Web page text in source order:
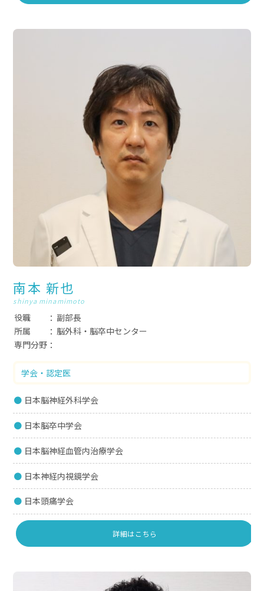
南本 新也
shinya minamimoto
役職
副部長
所属
脳外科・脳卒中センター
専門分野
学会・認定医
日本脳神経外科学会
日本脳卒中学会
日本脳神経血管内治療学会
日本神経内視鏡学会
日本頭痛学会
詳細はこちら